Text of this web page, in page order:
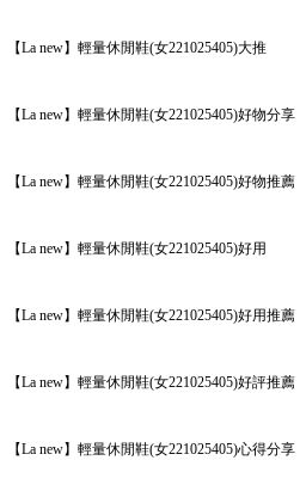
【La new】輕量休閒鞋(女221025405)大推
【La new】輕量休閒鞋(女221025405)好物分享
【La new】輕量休閒鞋(女221025405)好物推薦
【La new】輕量休閒鞋(女221025405)好用
【La new】輕量休閒鞋(女221025405)好用推薦
【La new】輕量休閒鞋(女221025405)好評推薦
【La new】輕量休閒鞋(女221025405)心得分享